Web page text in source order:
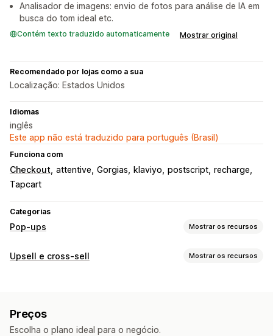
Analisador de imagens: envio de fotos para análise de IA em
busca do tom ideal etc.
Contém texto traduzido automaticamente Mostrar original
Recomendado por lojas como a sua
Localização: Estados Unidos
Idiomas
inglês
Este app não está traduzido para português (Brasil)
Funciona com
Checkout attentive Gorgias klaviyo postscript recharge
Tapcart
Categorias
Pop-ups Mostrar os recursos
Tipos de pop-ups
Gerenciamento de pop-ups
Ferramenta de edição
Modelos
Geração por IA
Upsell e cross-sell Mostrar os recursos
Editor de arrastar e soltar
Preços
Escolha o plano ideal para o negócio.